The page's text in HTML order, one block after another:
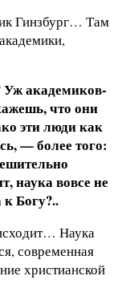
Гинзбург… Там
Уж академиков-
что они
эти люди как
— более того:
наука вовсе не
Богу?..
Наука
современная
христианской